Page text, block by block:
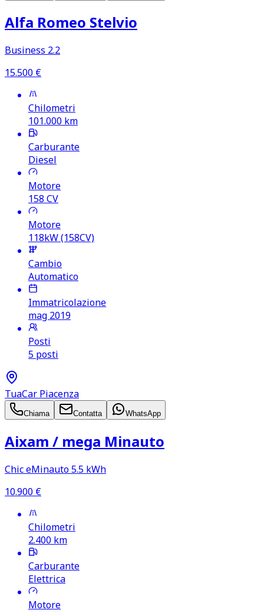
Alfa Romeo Stelvio
Business 2.2
15.500 €
Chilometri
101.000 km
Carburante
Diesel
Motore
158 CV
Motore
118kW (158CV)
Cambio
Automatico
Immatricolazione
mag 2019
Posti
5 posti
TuaCar Piacenza
Chiama Contatta WhatsApp
Aixam /​ mega Minauto
Chic eMinauto 5.5 kWh
10.900 €
Chilometri
2.400 km
Carburante
Elettrica
Motore